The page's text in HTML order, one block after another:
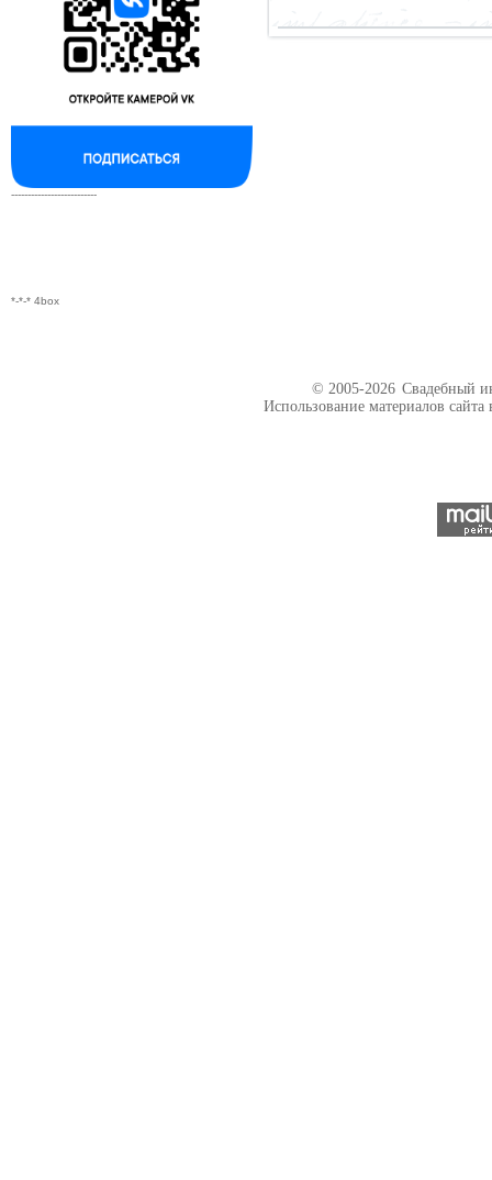
--------------------------
*-*-* 4box
© 2005-2026 Свадебный
Использование материалов